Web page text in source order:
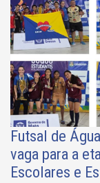
Futsal de
vaga para a
Escolares e